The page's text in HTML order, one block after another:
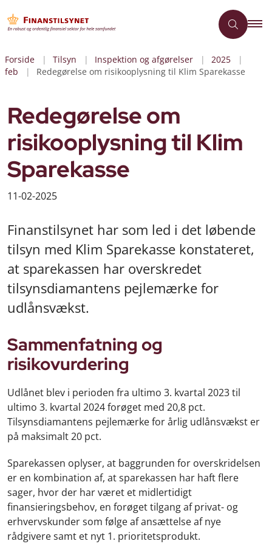
Forside Tilsyn Inspektion og afgørelser
2025
feb
Redegørelse om risikooplysning til Klim Sparekasse
Redegørelse om
risikooplysning til Klim
Sparekasse
11-02-2025
Finanstilsynet har som led i det løbende
tilsyn med Klim Sparekasse konstateret,
at sparekassen har overskredet
tilsynsdiamantens pejlemærke for
udlånsvækst.
Sammenfatning og
risikovurdering
Udlånet blev i perioden fra ultimo 3. kvartal 2023 til
ultimo 3. kvartal 2024 forøget med 20,8 pct.
Tilsynsdiamantens pejlemærke for årlig udlånsvækst er
på maksimalt 20 pct.
Sparekassen oplyser, at baggrunden for overskridelsen
er en kombination af, at sparekassen har haft flere
sager, hvor der har været et midlertidigt
finansieringsbehov, en forøget tilgang af privat- og
erhvervskunder som følge af ansættelse af nye
rådgivere samt et nyt 1. prioritetsprodukt.